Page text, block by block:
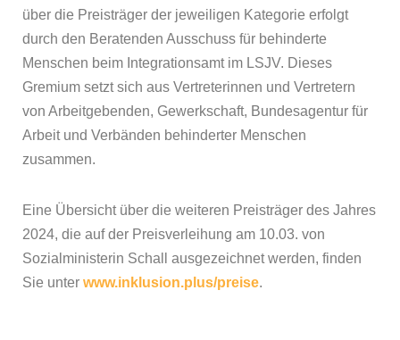
über die Preisträger der jeweiligen Kategorie erfolgt
durch den Beratenden Ausschuss für behinderte
Menschen beim Integrationsamt im LSJV. Dieses
Gremium setzt sich aus Vertreterinnen und Vertretern
von Arbeitgebenden, Gewerkschaft, Bundesagentur für
Arbeit und Verbänden behinderter Menschen
zusammen.
Eine Übersicht über die weiteren Preisträger des Jahres
2024, die auf der Preisverleihung am 10.03. von
Sozialministerin Schall ausgezeichnet werden, finden
Sie unter www.inklusion.plus/preise.